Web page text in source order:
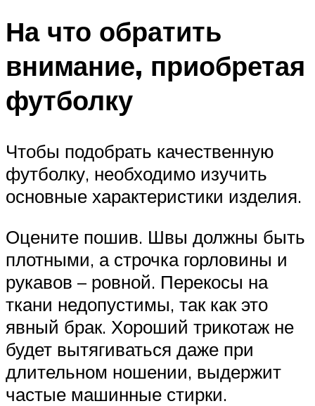
На что обратить
внимание, приобретая
футболку
Чтобы подобрать качественную
футболку, необходимо изучить
основные характеристики изделия.
Оцените пошив. Швы должны быть
плотными, а строчка горловины и
рукавов – ровной. Перекосы на
ткани недопустимы, так как это
явный брак. Хороший трикотаж не
будет вытягиваться даже при
длительном ношении, выдержит
частые машинные стирки.